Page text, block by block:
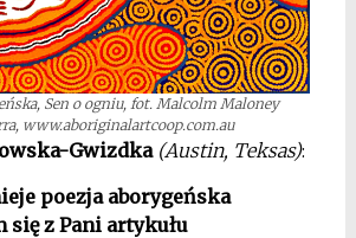
Sen o ogniu, fot. Malcolm Maloney
www.aboriginalartcoop.com.au
Gwizdka (Austin, Teksas):
poezja aborygeńska
się z Pani artykułu